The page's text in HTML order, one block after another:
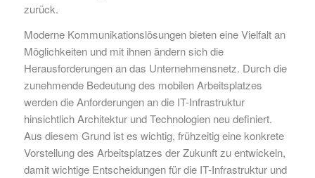
zurück.
Moderne Kommunikationslösungen bieten eine Vielfalt an
Möglichkeiten und mit ihnen ändern sich die
Herausforderungen an das Unternehmensnetz. Durch die
zunehmende Bedeutung des mobilen Arbeitsplatzes
werden die Anforderungen an die IT-Infrastruktur
hinsichtlich Architektur und Technologien neu definiert.
Aus diesem Grund ist es wichtig, frühzeitig eine konkrete
Vorstellung des Arbeitsplatzes der Zukunft zu entwickeln,
damit wichtige Entscheidungen für die IT-Infrastruktur und